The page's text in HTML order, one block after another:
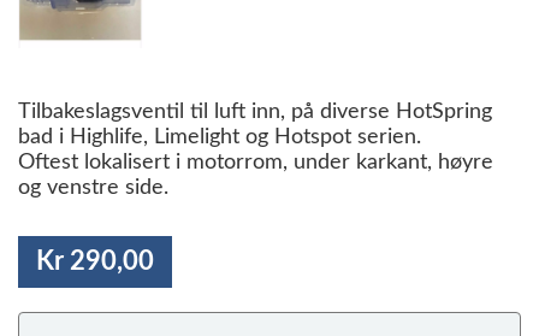
Tilbakeslagsventil til luft inn, på diverse HotSpring
bad i Highlife, Limelight og Hotspot serien.
Oftest lokalisert i motorrom, under karkant, høyre
og venstre side.
Kr 290,00